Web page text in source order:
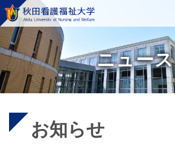
ニュース
お知らせ